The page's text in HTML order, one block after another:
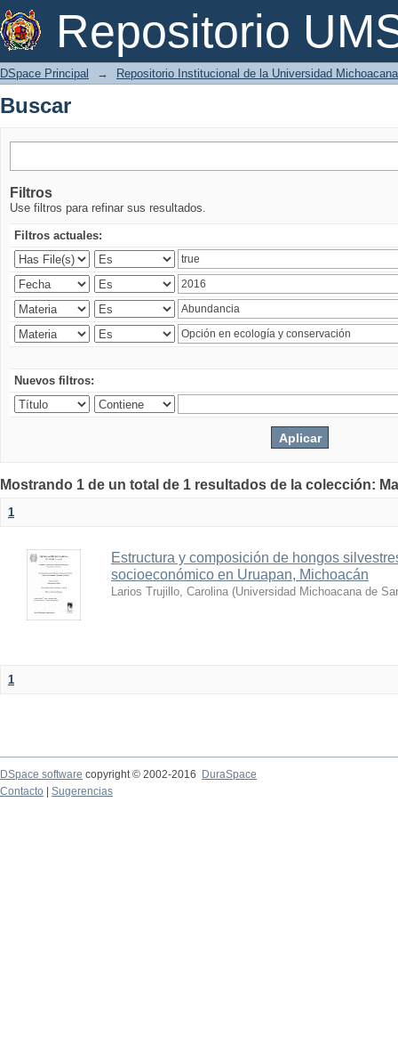
Repositorio
Buscar
DSpace Principal → Repositorio Institucional de la Universidad
Buscar
Filtros
Use filtros para refinar sus resultados.
Filtros actuales:
Nuevos filtros:
Mostrando 1 de un total de 1 resultados de la colección:
1
Estructura y composición de hongos
socioeconómico en Uruapan, Michoacán
Larios Trujillo, Carolina (Universidad Michoacana de
1
DSpace software copyright © 2002-2016
DuraSpace
Contacto
Sugerencias